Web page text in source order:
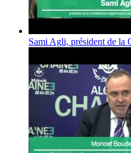
Sami Agli, président de la